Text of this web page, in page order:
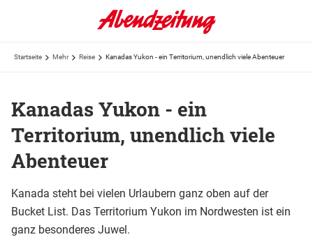
Startseite Mehr Reise Kanadas Yukon - ein Territorium, unendlich viele Abenteuer
Kanadas Yukon - ein
Territorium, unendlich viele
Abenteuer
Kanada steht bei vielen Urlaubern ganz oben auf der
Bucket List. Das Territorium Yukon im Nordwesten ist ein
ganz besonderes Juwel.